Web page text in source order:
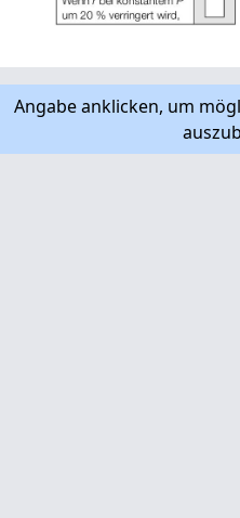
Angabe anklicken, um